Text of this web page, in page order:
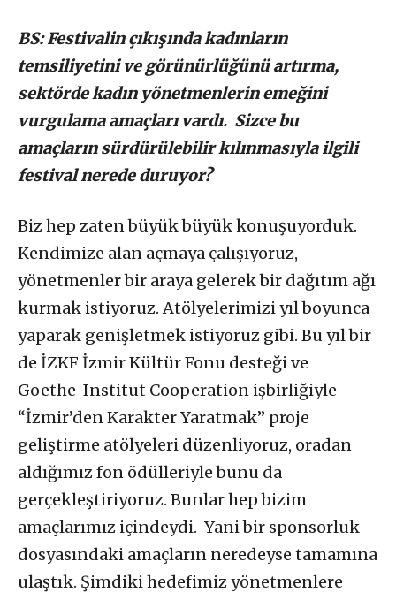
BS: Festivalin çıkışında kadınların
temsiliyetini ve görünürlüğünü artırma,
sektörde kadın yönetmenlerin emeğini
vurgulama amaçları vardı. Sizce bu
amaçların sürdürülebilir kılınmasıyla ilgili
festival nerede duruyor?
Biz hep zaten büyük büyük konuşuyorduk.
Kendimize alan açmaya çalışıyoruz,
yönetmenler bir araya gelerek bir dağıtım ağı
kurmak istiyoruz. Atölyelerimizi yıl boyunca
yaparak genişletmek istiyoruz gibi. Bu yıl bir
de İZKF İzmir Kültür Fonu desteği ve
Goethe-Institut Cooperation işbirliğiyle
“İzmir’den Karakter Yaratmak” proje
geliştirme atölyeleri düzenliyoruz, oradan
aldığımız fon ödülleriyle bunu da
gerçekleştiriyoruz. Bunlar hep bizim
amaçlarımız içindeydi. Yani bir sponsorluk
dosyasındaki amaçların neredeyse tamamına
ulaştık. Şimdiki hedefimiz yönetmenlere